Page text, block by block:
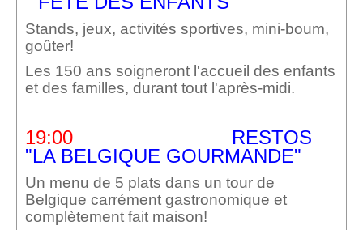
Stands, jeux, activités sportives, mini-boum,
goûter!
Les 150 ans soigneront l'accueil des enfants
et des familles, durant tout l'après-midi.
19:00 RESTOS
"LA BELGIQUE GOURMANDE"
Un menu de 5 plats dans un tour de
Belgique carrément gastronomique et
complètement fait maison!